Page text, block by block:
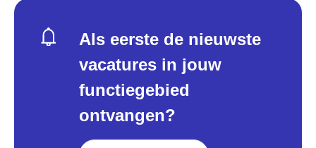
Als eerste de nieuwste
vacatures in jouw
functiegebied
ontvangen?